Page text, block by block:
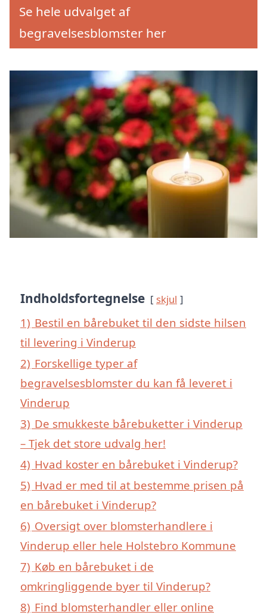
Se hele udvalget af
begravelsesblomster her
Indholdsfortegnelse skjul
1) Bestil en bårebuket til den sidste hilsen
til levering i Vinderup
2) Forskellige typer af
begravelsesblomster du kan få leveret i
Vinderup
3) De smukkeste bårebuketter i Vinderup
– Tjek det store udvalg her!
4) Hvad koster en bårebuket i Vinderup?
5) Hvad er med til at bestemme prisen på
en bårebuket i Vinderup?
6) Oversigt over blomsterhandlere i
Vinderup eller hele Holstebro Kommune
7) Køb en bårebuket i de
omkringliggende byer til Vinderup?
8) Find blomsterhandler eller online